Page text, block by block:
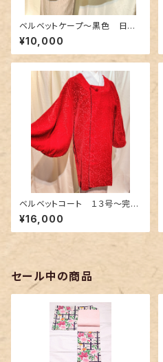
ベルベットケープ〜黒色 日本
製〜
¥10,000
ベルベットコート １３号〜完熟
苺のような赤色〜
¥16,000
セール中の商品